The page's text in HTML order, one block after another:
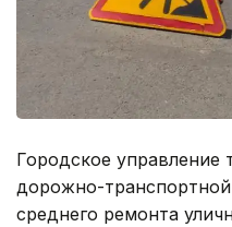
Городское управление
дорожно-
среднего ремонта